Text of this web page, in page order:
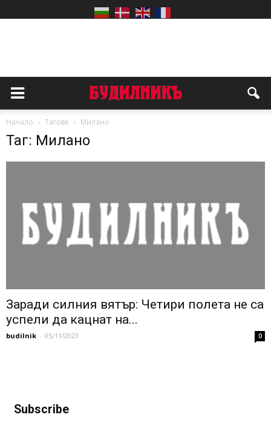
Начало Тагове Милано
Таг: Милано
Заради силния вятър: Четири полета не са
успели да кацнат на...
budilnik - 05/11/2023 0
Subscribe